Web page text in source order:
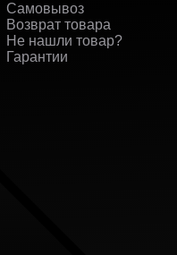
Самовывоз
Возврат товара
Не нашли товар?
Гарантии